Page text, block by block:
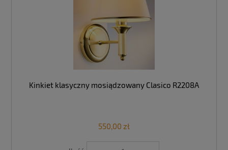
Kinkiet klasyczny mosiądzowany Clasico R2208A
550,00 zł